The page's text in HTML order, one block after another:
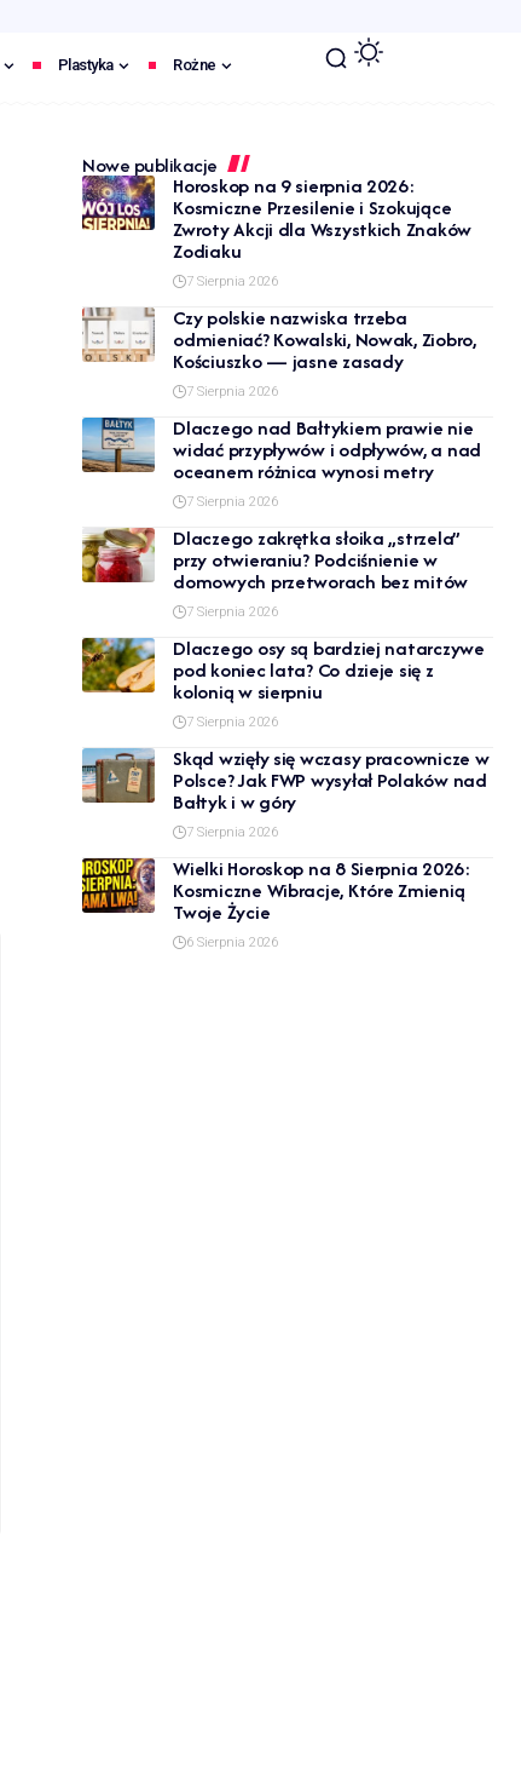
Plastyka Rożne
Nowe publikacje
Horoskop na 9 sierpnia 2026:
Kosmiczne Przesilenie i Szokujące
Zwroty Akcji dla Wszystkich Znaków
Zodiaku
7 Sierpnia 2026
Czy polskie nazwiska trzeba
odmieniać? Kowalski, Nowak, Ziobro,
Kościuszko — jasne zasady
7 Sierpnia 2026
Dlaczego nad Bałtykiem prawie nie
widać przypływów i odpływów, a nad
oceanem różnica wynosi metry
7 Sierpnia 2026
Dlaczego zakrętka słoika „strzela”
przy otwieraniu? Podciśnienie w
domowych przetworach bez mitów
7 Sierpnia 2026
Dlaczego osy są bardziej natarczywe
pod koniec lata? Co dzieje się z
kolonią w sierpniu
7 Sierpnia 2026
Skąd wzięły się wczasy pracownicze w
Polsce? Jak FWP wysyłał Polaków nad
Bałtyk i w góry
7 Sierpnia 2026
Wielki Horoskop na 8 Sierpnia 2026:
Kosmiczne Wibracje, Które Zmienią
Twoje Życie
6 Sierpnia 2026